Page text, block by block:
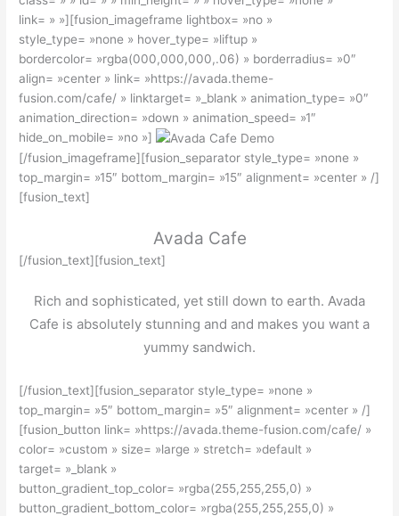
link= » »][fusion_imageframe lightbox= »no »
style_type= »none » hover_type= »liftup »
bordercolor= »rgba(000,000,000,.06) » borderradius= »0″
align= »center » link= »https://avada.theme-
fusion.com/cafe/ » linktarget= »_blank » animation_type= »0″
animation_direction= »down » animation_speed= »1″
hide_on_mobile= »no »]
[/fusion_imageframe][fusion_separator style_type= »none »
top_margin= »15″ bottom_margin= »15″ alignment= »center » /]
[fusion_text]
Avada Cafe
[/fusion_text][fusion_text]
Rich and sophisticated, yet still down to earth. Avada
Cafe is absolutely stunning and and makes you want a
yummy sandwich.
[/fusion_text][fusion_separator style_type= »none »
top_margin= »5″ bottom_margin= »5″ alignment= »center » /]
[fusion_button link= »https://avada.theme-fusion.com/cafe/ »
color= »custom » size= »large » stretch= »default »
target= »_blank »
button_gradient_top_color= »rgba(255,255,255,0) »
button_gradient_bottom_color= »rgba(255,255,255,0) »